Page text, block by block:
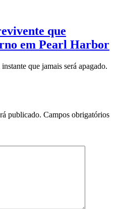
que
em Pearl Harbor
que jamais será apagado.
publicado. Campos obrigatórios